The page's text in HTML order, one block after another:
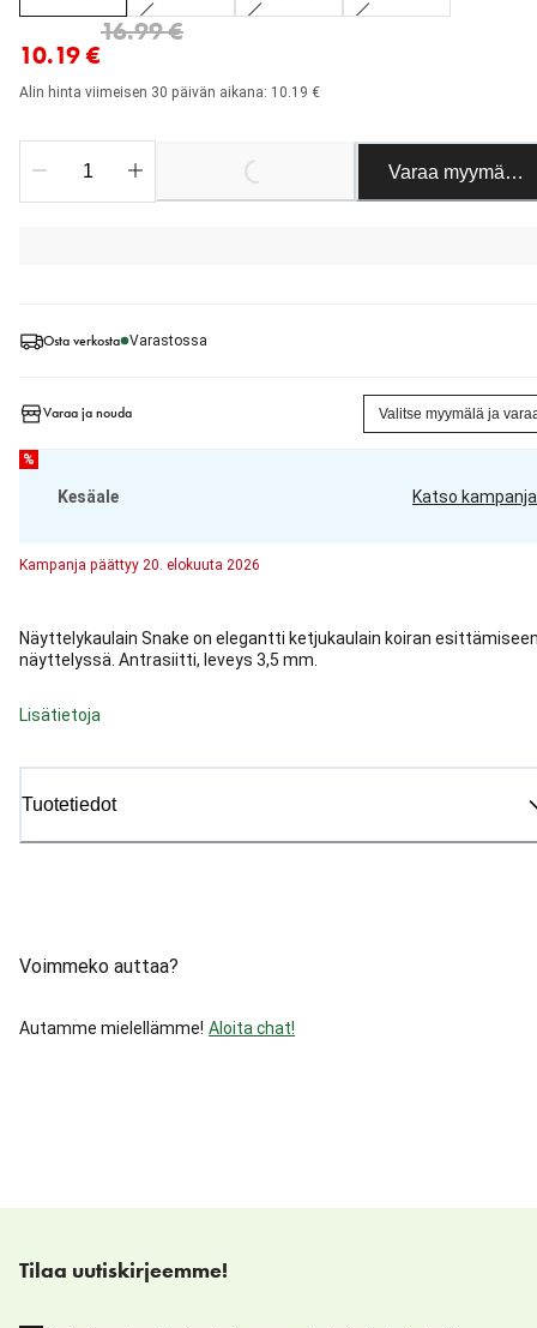
Osta verkosta Varastossa
Varaa ja nouda Valitse myymälä ja
%
Kesäale Katso kampanja
Kampanja päättyy 20. elokuuta 2026
Näyttelykaulain Snake on elegantti ketjukaulain koiran
näyttelyssä. Antrasiitti, leveys 3,5 mm.
Lisätietoja
Tuotetiedot
Voimmeko auttaa?
Autamme mielellämme! Aloita chat!
10.19 €
nykyinen hinta 10.19 €
16.99 €
alkuperäinen hinta 16.99 €
Alin hinta viimeisen 30 päivän aikana: 10.19 €
Loading... Varaa
Tilaa uutiskirjeemme!